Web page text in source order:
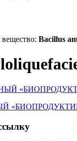
Bacillus